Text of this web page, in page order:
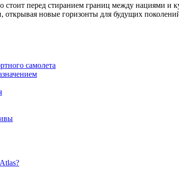
стоит перед стиранием границ между нациями
открывая новые горизонты для будущих
самолета